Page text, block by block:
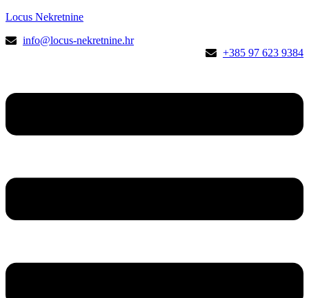
Locus Nekretnine
info@locus-nekretnine.hr
+385 97 623 9384